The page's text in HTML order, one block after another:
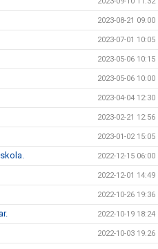
2023-08-21 09:00
2023-07-01 10:05
2023-05-06 10:15
2023-05-06 10:00
2023-04-04 12:30
2023-02-21 12:56
2023-01-02 15:05
2022-12-15 06:00
2022-12-01 14:49
2022-10-26 19:36
2022-10-19 18:24
2022-10-03 19:26